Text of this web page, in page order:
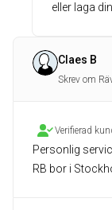
eller laga din
Claes B
Skrev om
Verifierad
Personlig
RB bor i